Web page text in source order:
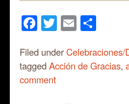
Facebook
Twitter
Email
Filed under Celebraciones/
tagged Acción de Gracias,
comment